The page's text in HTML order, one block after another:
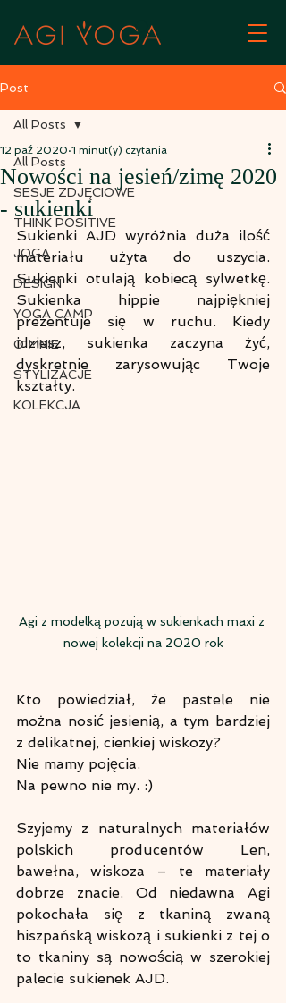
Post
All Posts
SESJE ZDJĘCIOWE
THINK POSITIVE
JOGA
DESIGN
YOGA CAMP
O MNIE
STYLIZACJE
KOLEKCJA
All Posts
Nowości na jesień/zimę 2020
- sukienki
12 paź 2020 1 minut(y) czytania
Sukienki AJD wyróżnia duża ilość
materiału użyta do uszycia.
Sukienki otulają kobiecą sylwetkę.
Sukienka hippie najpiękniej
prezentuje się w ruchu. Kiedy
idziesz, sukienka zaczyna żyć,
dyskretnie zarysowując Twoje
kształty.
Agi z modelką pozują w sukienkach maxi z
nowej kolekcji na 2020 rok
Kto powiedział, że pastele nie
można nosić jesienią, a tym bardziej
z delikatnej, cienkiej wiskozy?
Nie mamy pojęcia.
Na pewno nie my. :)
Szyjemy z naturalnych materiałów
polskich producentów Len,
bawełna, wiskoza – te materiały
dobrze znacie. Od niedawna Agi
pokochała się z tkaniną zwaną
hiszpańską wiskozą i sukienki z tej o
to tkaniny są nowością w szerokiej
palecie sukienek AJD.